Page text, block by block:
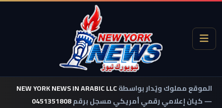
الموقع مملوك ويُدار بواسطةNEW YORK NEWS IN ARABIC LLC
— كيان إعلامي رقمي أمريكي مسجل برقم0451351808